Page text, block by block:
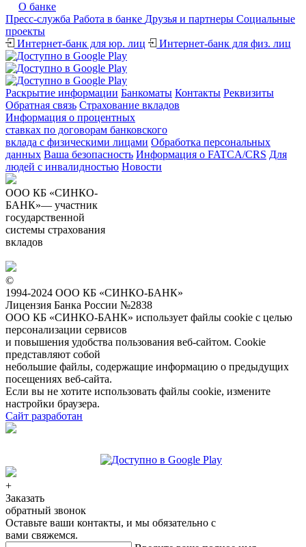
О банке
Пресс-служба Работа в банке Друзья и партнеры Cоциальные
проекты
Интернет-банк для юр. лиц
Интернет-банк для физ. лиц
Раскрытие информации Банкоматы Контакты Реквизиты
Обратная связь Страхование вкладов
Информация о процентных
ставках по договорам банковского
вклада с физическими лицами Обработка персональных
данных Ваша безопасность Информация о FATCA/CRS Для
людей с инвалидностью Новости
ООО КБ «СИНКО-
БАНК»— участник
государственной
системы страхования
вкладов
©
1994-2024 ООО КБ «СИНКО-БАНК»
Лицензия Банка России №2838
ООО КБ «СИНКО-БАНК» использует файлы cookie с целью
персонализации сервисов
и повышения удобства пользования веб-сайтом. Cookie
представляют собой
небольшие файлы, содержащие информацию о предыдущих
посещениях веб-сайта.
Если вы не хотите использовать файлы cookie, измените
настройки браузера.
Сайт разработан
+
Заказать
обратный звонок
Оставьте ваши контакты, и мы обязательно с
вами свяжемся.